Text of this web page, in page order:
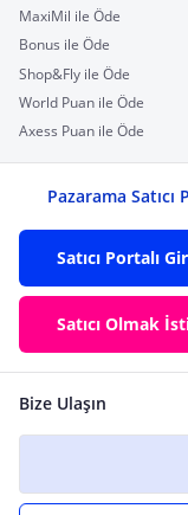
MaxiMil ile Öde
Bonus ile Öde
Shop&Fly ile Öde
World Puan ile Öde
Axess Puan ile Öde
Pazarama Satıcı
Satıcı Portalı
Satıcı Olmak
Bize Ulaşın